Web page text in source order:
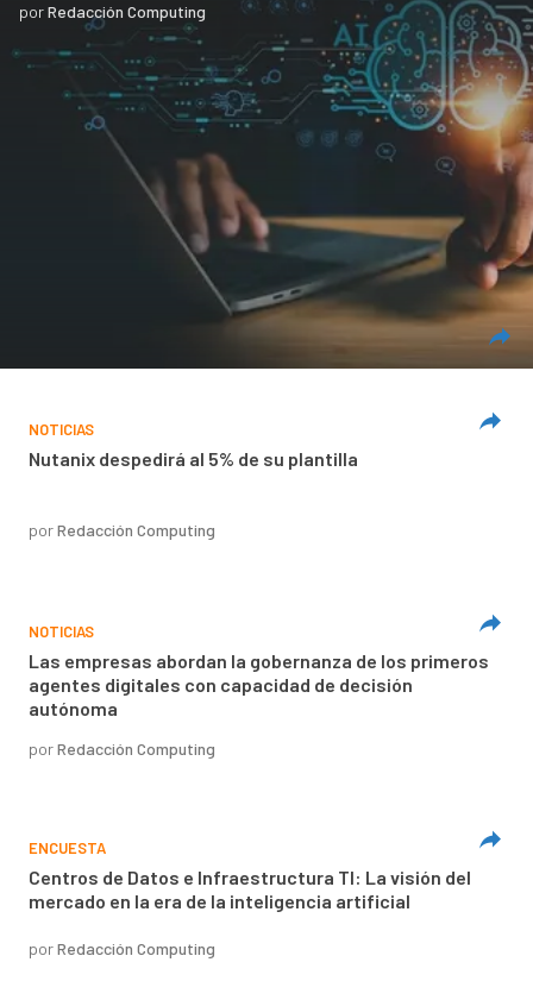
porRedacción Computing
NOTICIAS
Nutanix despedirá al 5% de su plantilla
porRedacción Computing
NOTICIAS
Las empresas abordan la gobernanza de los primeros
agentes digitales con capacidad de decisión
autónoma
porRedacción Computing
ENCUESTA
Centros de Datos e Infraestructura TI: La visión del
mercado en la era de la inteligencia artificial
porRedacción Computing